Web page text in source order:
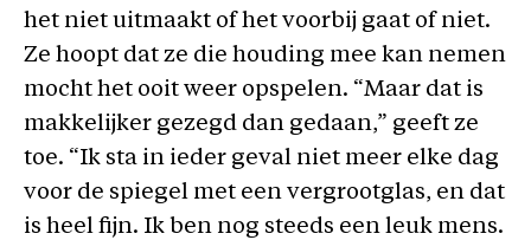
het niet uitmaakt of het voorbij gaat of niet.
Ze hoopt dat ze die houding mee kan nemen
mocht het ooit weer opspelen. “Maar dat is
makkelijker gezegd dan gedaan,” geeft ze
toe. “Ik sta in ieder geval niet meer elke dag
voor de spiegel met een vergrootglas, en dat
is heel fijn. Ik ben nog steeds een leuk mens.